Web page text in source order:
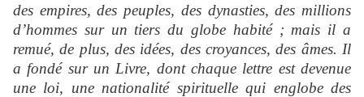
des empires, des peuples, des dynasties, des millions
d’hommes sur un tiers du globe habité ; mais il a
remué, de plus, des idées, des croyances, des âmes. Il
a fondé sur un Livre, dont chaque lettre est devenue
une loi, une nationalité spirituelle qui englobe des